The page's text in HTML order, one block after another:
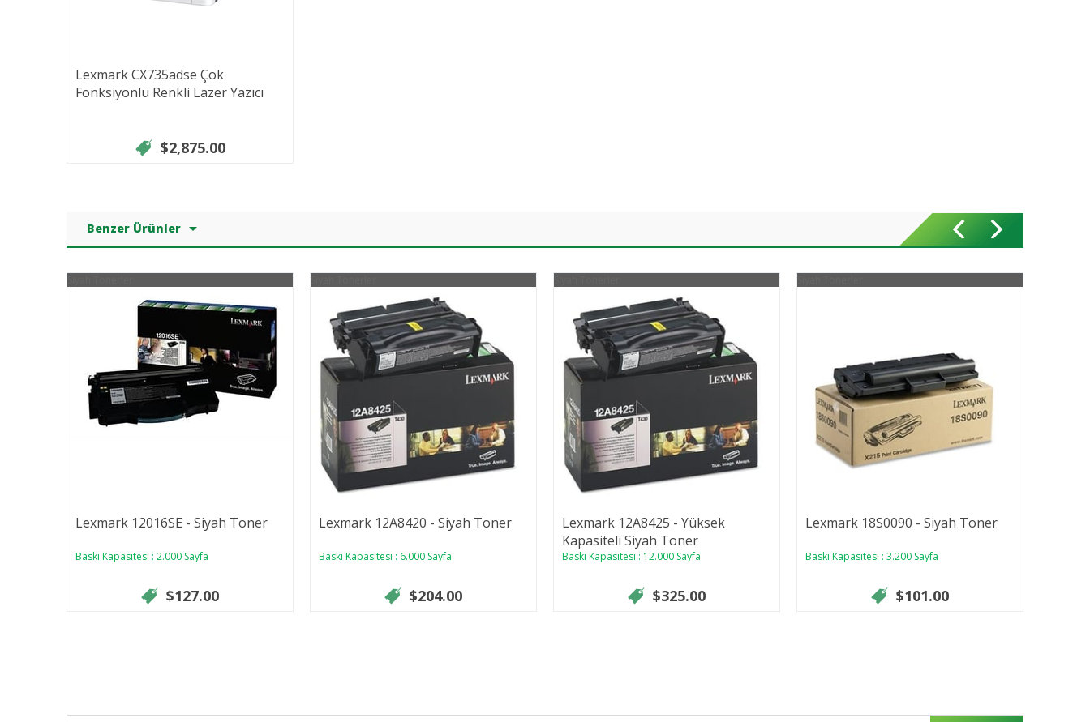
Lexmark CX735adse Çok
Fonksiyonlu Renkli Lazer Yazıcı
$2,875.00
Benzer Ürünler
Lexmark 12016SE - Siyah Toner
Baskı Kapasitesi : 2.000 Sayfa
$127.00
Lexmark 12A8420 - Siyah Toner
Baskı Kapasitesi : 6.000 Sayfa
$204.00
Lexmark 12A8425 - Yüksek
Kapasiteli Siyah Toner
Baskı Kapasitesi : 12.000 Sayfa
$325.00
Lexmark 18S0090 - Siyah Toner
Baskı Kapasitesi : 3.200 Sayfa
$101.00